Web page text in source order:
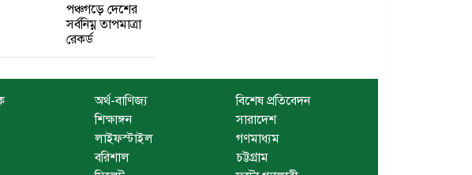
পঞ্চগড়ে দেশের
সর্বনিম্ন তাপমাত্রা
রেকর্ড
অর্থ-বাণিজ্য
বিশেষ প্রতিবেদন
শিক্ষাঙ্গন
সারাদেশ
লাইফস্টাইল
গণমাধ্যম
বরিশাল
চট্টগ্রাম